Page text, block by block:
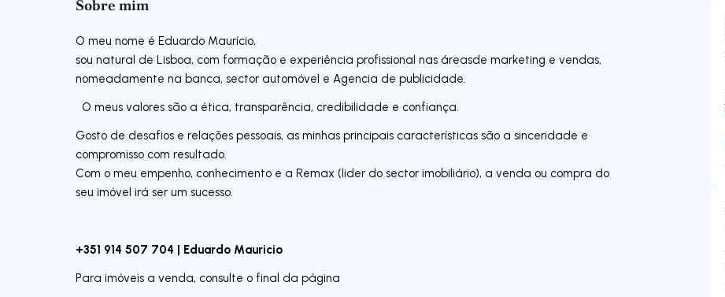
Sobre mim
O meu nome é Eduardo Maurício,
sou natural de Lisboa, com formação e experiência profissional nas áreasde marketing e vendas,
nomeadamente na banca, sector automóvel e Agencia de publicidade.
O meus valores são a ética, transparência, credibilidade e confiança.
Gosto de desafios e relações pessoais, as minhas principais características são a sinceridade e
compromisso com resultado.
Com o meu empenho, conhecimento e a Remax (lider do sector imobiliário), a venda ou compra do
seu imóvel irá ser um sucesso.
+351 914 507 704 | Eduardo Mauricio
Para imóveis a venda, consulte o final da página